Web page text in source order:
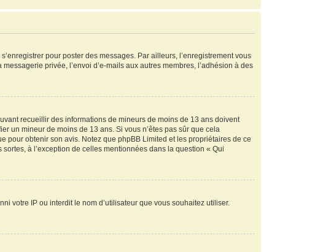
pour poster des messages. Par ailleurs, l’enregistrement vous
privée, l’envoi d’e-mails aux autres membres, l’adhésion à des
recueillir des informations de mineurs de moins de 13 ans doivent
un mineur de moins de 13 ans. Si vous n’êtes pas sûr que cela
pour obtenir son avis. Notez que phpBB Limited et les propriétaires de ce
à l’exception de celles mentionnées dans la question « Qui
votre IP ou interdit le nom d’utilisateur que vous souhaitez utiliser.